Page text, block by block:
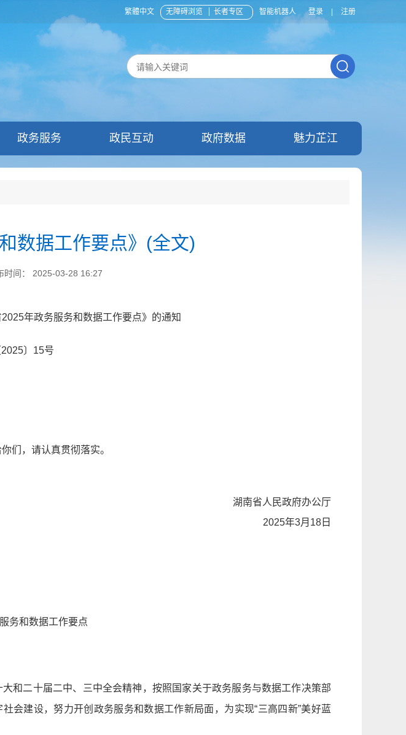
繁體中文 无障碍浏览 长者专区 智能机器人 登录 注册
政务服务 政民互动 政府数据 魅力芷江
数据工作要点》(全文)
时间： 2025-03-28 16:27
年政务服务和数据工作要点》的通知
〕15号
们，请认真贯彻落实。
湖南省人民政府办公厅
2025年3月18日
务和数据工作要点
和二十届二中、三中全会精神，按照国家关于政务服务与数据工作决策部
会建设，努力开创政务服务和数据工作新局面，为实现“三高四新”美好蓝